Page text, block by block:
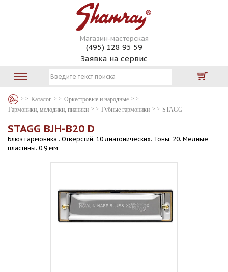
Магазин-мастерская
(495) 128 95 59
Заявка на сервис
Каталог
Оркестровые и народные
Гармоники, мелодики, пианики
Губные гармоники STAGG
STAGG BJH-B20 D
Блюз гармоника . Отверстий: 10 диатонических. Тоны: 20. Медные
пластины: 0.9 мм